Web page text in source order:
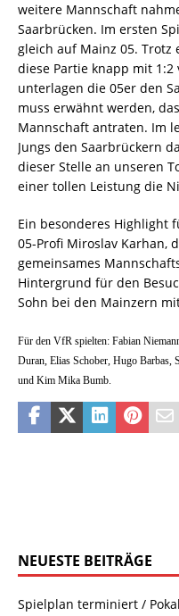
weitere Mannschaft
Saarbrücken. Im ersten
gleich auf Mainz 05. Trotz
diese Partie knapp mit
unterlagen die 05er den
muss erwähnt werden,
Mannschaft antraten. Im
Jungs den Saarbrückern
dieser Stelle an unseren
einer tollen Leistung die
Ein besonderes Highlight
05-Profi Miroslav Karhan,
gemeinsames
Hintergrund für den
Sohn bei den Mainzern
Für den VfR spielten: Fabian
Duran, Elias Schober, Hugo Barbas,
und Kim Mika Bumb.
NEUESTE BEITRÄGE
Spielplan terminiert /